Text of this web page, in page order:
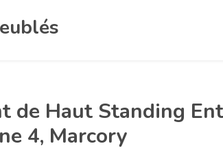
de Haut Standing
4, Marcory